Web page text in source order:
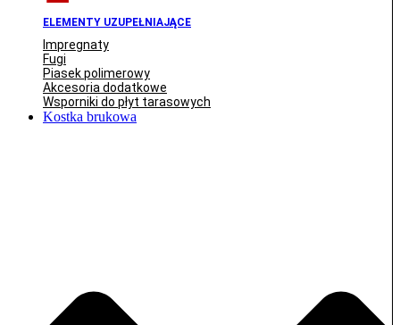
ELEMENTY UZUPEŁNIAJĄCE
Impregnaty
Fugi
Piasek polimerowy
Akcesoria dodatkowe
Wsporniki do płyt tarasowych
Kostka brukowa